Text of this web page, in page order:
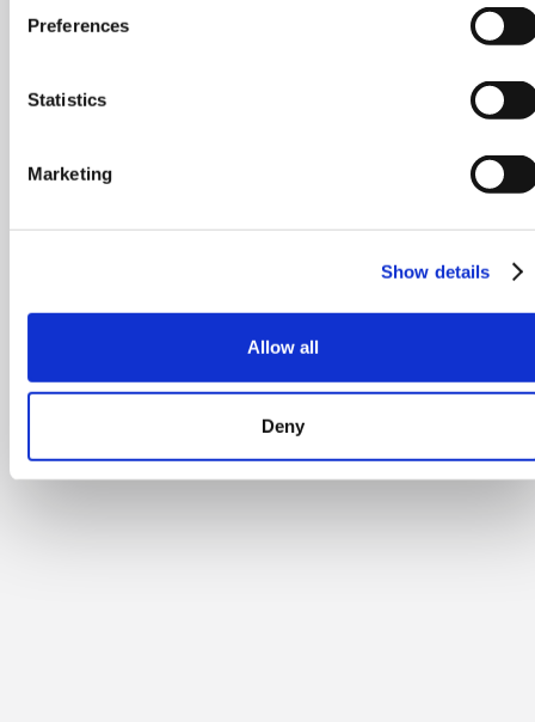
Preferences
Statistics
Marketing
Show details
Allow all
Deny